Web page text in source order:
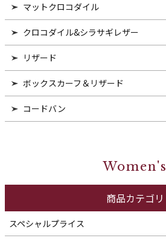
マットクロコダイル
クロコダイル&シラサギレザー
リザード
ボックスカーフ＆リザード
コードバン
Women's
商品カテゴリ
スペシャルプライス